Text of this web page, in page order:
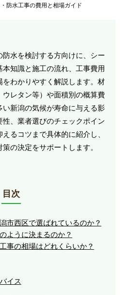
防水工事の費用と相場ガイド
水を検討する方向けに、シー
本知識と施工の流れ、工事費用
わかりやすく解説します。材
レタン等）や面積別の概算費
新潟の気候が寿命に与える影
、業者選びのチェックポイン
るコツまで具体的に紹介し、
の決定をサポートします。
目次
市西区で選ばれているのか？
ように決まるのか？
事の相場はどれくらいか？
イス